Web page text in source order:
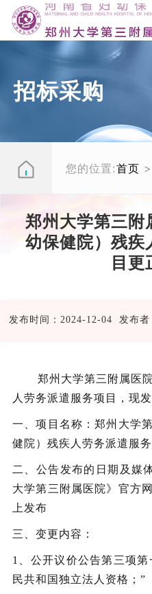
招标采购
您的位置:首页 >
郑州大学第三附
幼保健院）残疾
目更
郑州大学第三附属医
人劳务派遣服务项目，现
一、项目名称：郑州大学
健院）残疾人劳务派遣服务
二、公告发布的日期及媒
大学第三附属医院》官方
上发布
三、变更内容：
1 公开议价公告第三项第
民共和国独立法人资格； ”